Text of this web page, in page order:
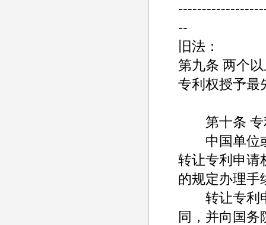
--
旧法：
第九条 两个
专利权授予最
第十条 专
中国单位或
转让专利申请
的规定办理手
转让专利申
同，并向国务